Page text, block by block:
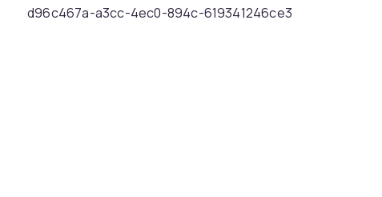
d96c467a-a3cc-4ec0-894c-619341246ce3